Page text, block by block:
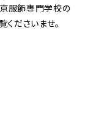
服飾専門学校の
ださいませ。